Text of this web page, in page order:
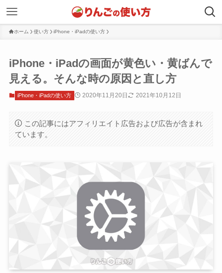
ホーム 使い方 iPhone・iPadの使い方
iPhone・iPadの画面が黄色い・黄ばんで
見える。そんな時の原因と直し方
iPhone・iPadの使い方 2020年11月20日 2021年10月12日
この記事にはアフィリエイト広告および広告が含まれ
ています。